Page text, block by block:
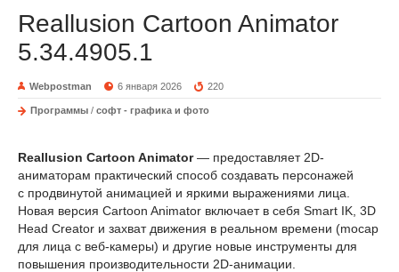
Reallusion Cartoon Animator
5.34.4905.1
Webpostman 6 января 2026 220
Программы / софт - графика и фото
Reallusion Cartoon Animator— предоставляет 2D-
аниматорам практический способ создавать персонажей
с продвинутой анимацией и яркими выражениями лица.
Новая версия Cartoon Animator включает в себя Smart IK, 3D
Head Creator и захват движения в реальном времени (mocap
для лица с веб-камеры) и другие новые инструменты для
повышения производительности 2D-анимации.